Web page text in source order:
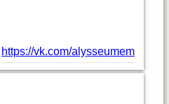
https://vk.com/alysseumem